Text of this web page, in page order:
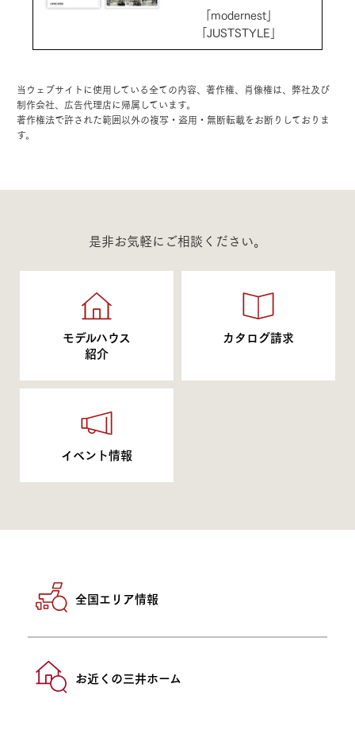
「modernest」
「JUSTSTYLE」
当ウェブサイトに使用している全ての内容、著作権、肖像権は、弊社及び
制作会社、広告代理店に帰属しています。
著作権法で許された範囲以外の複写・盗用・無断転載をお断りしておりま
す。
是非お気軽にご相談ください。
モデルハウス
紹介
カタログ請求
イベント情報
全国エリア情報
お近くの三井ホーム